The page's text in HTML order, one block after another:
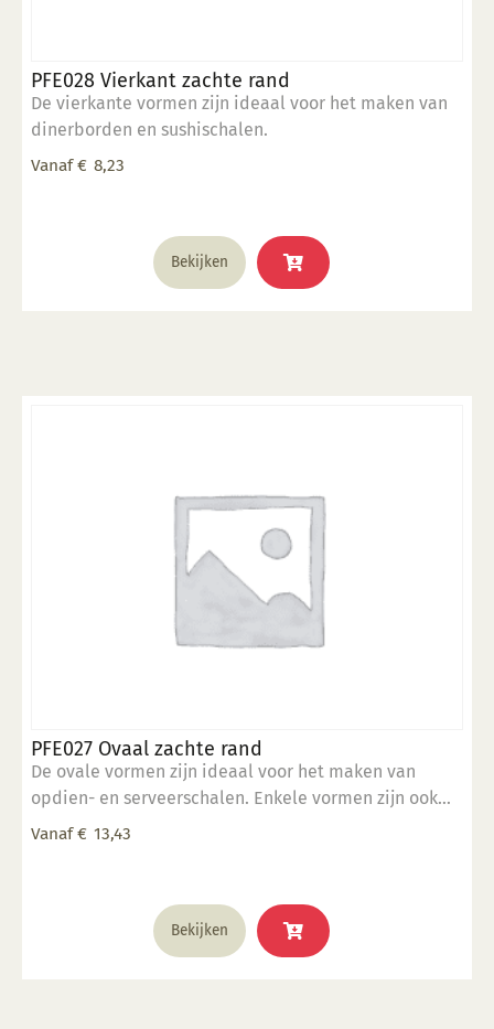
PFE028 Vierkant zachte rand
De vierkante vormen zijn ideaal voor het maken van
dinerborden en sushischalen.
Vanaf € 8,23
Bekijken
Dit
product
heeft
op
de
productpagina
PFE027 Ovaal zachte rand
De ovale vormen zijn ideaal voor het maken van
opdien- en serveerschalen. Enkele vormen zijn ook
stapelbaar. 5" x 7" inch
Vanaf € 13,43
Bekijken
Dit
product
heeft